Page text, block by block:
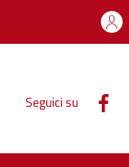
Seguici su